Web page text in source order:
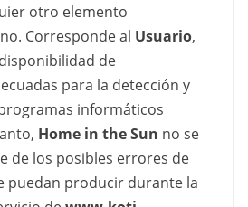
otro elemento
Corresponde al Usuario,
de
para la detección y
informáticos
Home in the Sun no se
de los posibles errores de
puedan producir durante la